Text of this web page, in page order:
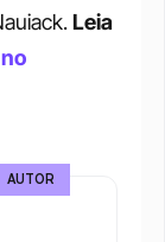
Leia
AUTOR